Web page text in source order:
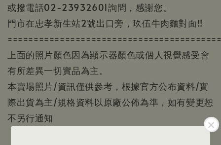
或撥電話02-23932601詢問，感謝您。
門市在忠孝新生站2號出口旁，玖伍牛肉麵對面!!
上面的照片顏色因為顯示器顏色或個人視覺感受會
有所差異一切實品為主。
本賣場照片/資訊僅供參考，根據官方公布資料/實
際出貨為主/規格資料以原廠公佈為準，如有變更恕
不另行通知